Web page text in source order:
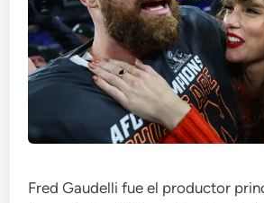
Fred Gaudelli fue el productor